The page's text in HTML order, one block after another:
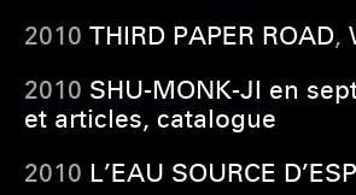
2010 THIRD PAPER ROAD,
2010 SHU-MONK-JI en
et articles, catalogue
2010 L’EAU SOURCE